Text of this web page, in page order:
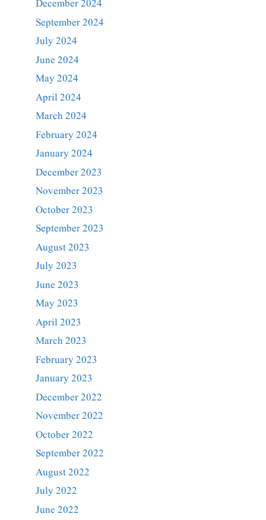
December 2024
September 2024
July 2024
June 2024
May 2024
April 2024
March 2024
February 2024
January 2024
December 2023
November 2023
October 2023
September 2023
August 2023
July 2023
June 2023
May 2023
April 2023
March 2023
February 2023
January 2023
December 2022
November 2022
October 2022
September 2022
August 2022
July 2022
June 2022